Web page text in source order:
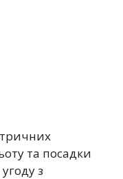
та посадки
з